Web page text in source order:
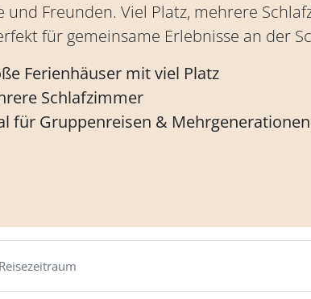
und Freunden. Viel Platz, mehrere
für gemeinsame Erlebnisse an der
Ferienhäuser mit viel Platz
Schlafzimmer
für Gruppenreisen &